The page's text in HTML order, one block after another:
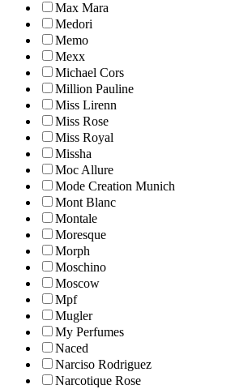
Max Mara
Medori
Memo
Mexx
Michael Cors
Million Pauline
Miss Lirenn
Miss Rose
Miss Royal
Missha
Moc Allure
Mode Creation Munich
Mont Blanc
Montale
Moresque
Morph
Moschino
Moscow
Mpf
Mugler
My Perfumes
Naced
Narciso Rodriguez
Narcotique Rose